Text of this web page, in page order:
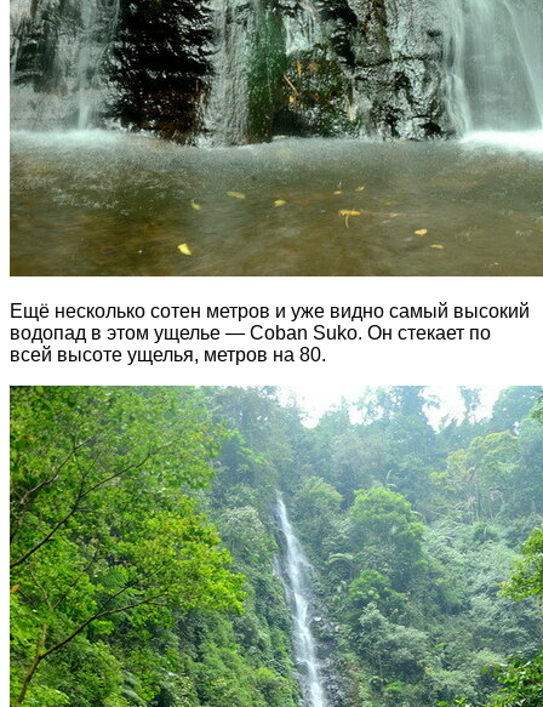
Ещё несколько сотен метров и уже видно самый высокий
водопад в этом ущелье — Coban Suko. Он стекает по
всей высоте ущелья, метров на 80.